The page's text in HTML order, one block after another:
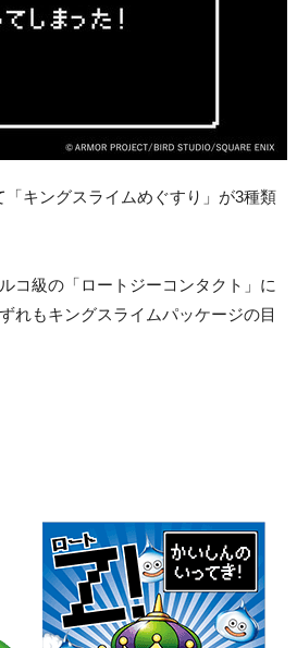
「キングスライムめぐすり」が3種類
コ級の「ロートジーコンタクト」に
れもキングスライムパッケージの目